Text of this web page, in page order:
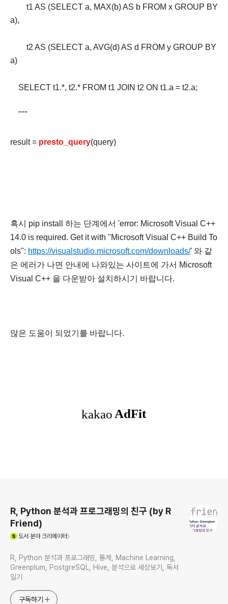
t1 AS (SELECT a, MAX(b) AS b FROM x GROUP BY
a),
t2 AS (SELECT a, AVG(d) AS d FROM y GROUP BY
a)
SELECT t1.*, t2.* FROM t1 JOIN t2 ON t1.a = t2.a;
"""
result = presto_query(query)
혹시 pip install 하는 단계에서 'error: Microsoft Visual C++
14.0 is required. Get it with "Microsoft Visual C++ Build To
ols": https://visualstudio.microsoft.com/downloads/' 와 같
은 에러가 나면 안내에 나와있는 사이트에 가서 Microsoft
Visual C++ 을 다운받아 설치하시기 바랍니다.
많은 도움이 되었기를 바랍니다.
R, Python 분석과 프로그래밍의 친구 (by R
Friend)
도서 분야 크리에이터
R, Python 분석과 프로그래밍, 통계, Machine Learning,
Greenplum, PostgreSQL, Hive, 분석으로 세상보기, 독서
일기
구독하기